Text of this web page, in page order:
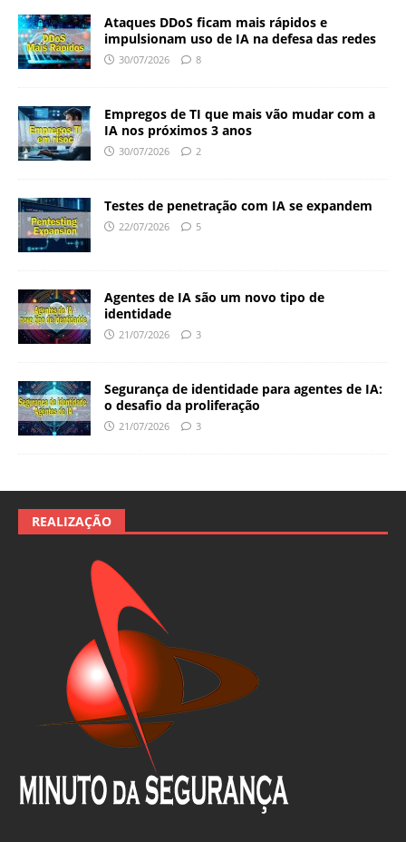
Ataques DDoS ficam mais rápidos e
impulsionam uso de IA na defesa das redes
30/07/2026 8
Empregos de TI que mais vão mudar com a
IA nos próximos 3 anos
30/07/2026 2
Testes de penetração com IA se expandem
22/07/2026 5
Agentes de IA são um novo tipo de
identidade
21/07/2026 3
Segurança de identidade para agentes de IA:
o desafio da proliferação
21/07/2026 3
REALIZAÇÃO